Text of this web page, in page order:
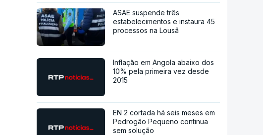
ASAE suspende três
estabelecimentos e instaura 45
processos na Lousã
Inflação em Angola abaixo dos
10% pela primeira vez desde
2015
EN 2 cortada há seis meses em
Pedrogão Pequeno continua
sem solução